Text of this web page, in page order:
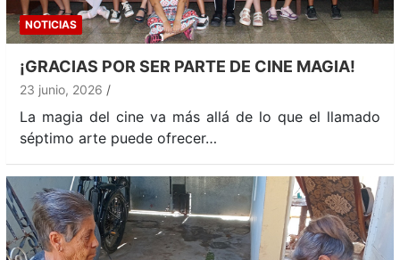
NOTICIAS
¡GRACIAS POR SER PARTE DE CINE MAGIA!
23 junio, 2026
La magia del cine va más allá de lo que el llamado
séptimo arte puede ofrecer…